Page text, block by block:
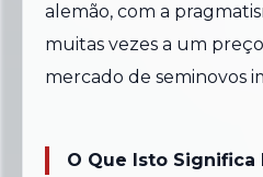
alemão, com a
muitas vezes a um
mercado de seminovos
O Que Isto Significa